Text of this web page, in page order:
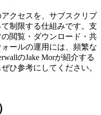
クセスを、サブスクリプ
制限する仕組みです。 支
閲覧・ダウンロード・共
ールの運用には、頻繁な
のJake Morが紹介する
ぜひ参考にしてください。